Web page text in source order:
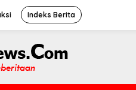
Indeks Berita